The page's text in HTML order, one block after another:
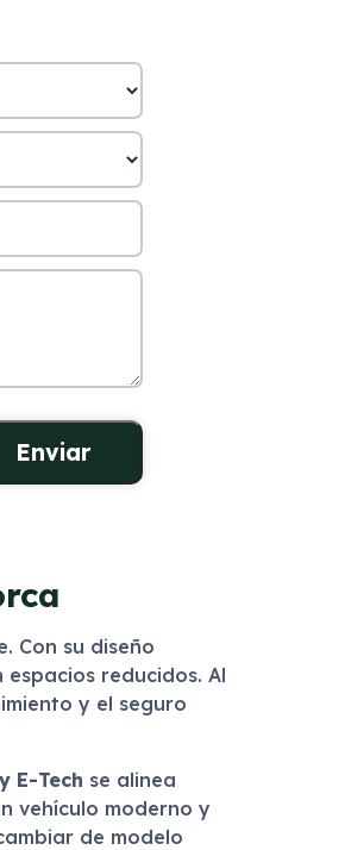
Con su diseño
reducidos. Al
y el seguro
E-Tech se alinea
vehículo moderno y
de modelo